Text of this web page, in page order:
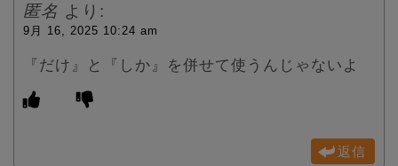
匿名 より:
9月 16, 2025 10:24 am
『だけ』と『しか』を併せて使うんじゃないよ
返信